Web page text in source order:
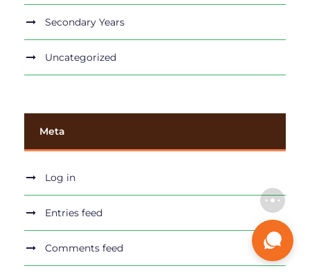
Secondary Years
Uncategorized
Meta
Log in
Entries feed
Comments feed